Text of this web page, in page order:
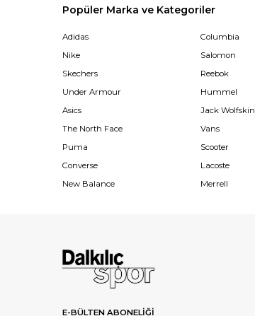
Popüler Marka ve Kategoriler
Adidas
Nike
Skechers
Under Armour
Asics
The North Face
Puma
Converse
New Balance
Columbia
Salomon
Reebok
Hummel
Jack Wolfskin
Vans
Scooter
Lacoste
Merrell
E-BÜLTEN ABONELİĞİ